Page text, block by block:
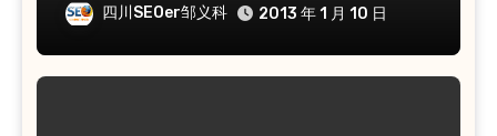
四川SEOer邹义科 2013 年 1 月 10 日